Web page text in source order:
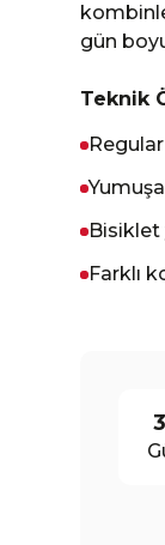
gün
Teknik
Bisiklet
Farklı